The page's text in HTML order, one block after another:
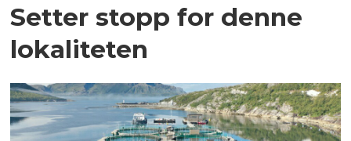
Setter stopp for denne
lokaliteten